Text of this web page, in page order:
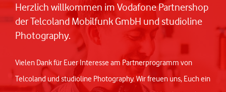
Herzlich willkommen im Vodafone Partnershop
der Telcoland Mobilfunk GmbH und studioline
Photography.
Vielen Dank für Euer Interesse am Partnerprogramm von
Telcoland und studioline Photography. Wir freuen uns, Euch ein